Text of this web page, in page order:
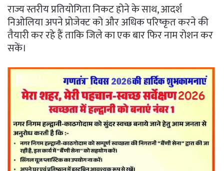
राज्य स्तरीय प्रतियोगिता निकट होने के साथ, आदर्श
निओलिया अपने प्रोजेक्ट को और अधिक परिष्कृत करने की
तैयारी कर रहे हैं ताकि जिले का एक बार फिर नाम रोशन कर
सकें।